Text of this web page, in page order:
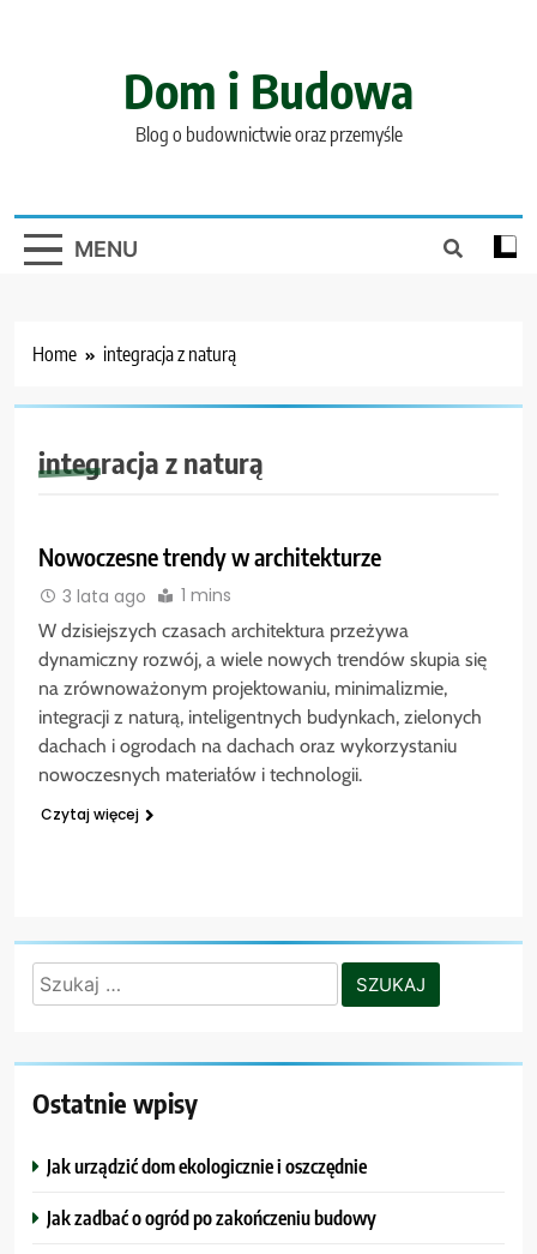
Dom i Budowa
Blog o budownictwie oraz przemyśle
MENU
Home integracja z naturą
integracja z naturą
Nowoczesne trendy w architekturze
3 lata ago 1 mins
W dzisiejszych czasach architektura przeżywa
dynamiczny rozwój, a wiele nowych trendów skupia się
na zrównoważonym projektowaniu, minimalizmie,
integracji z naturą, inteligentnych budynkach, zielonych
dachach i ogrodach na dachach oraz wykorzystaniu
nowoczesnych materiałów i technologii.
Czytaj więcej
Szukaj:
Ostatnie wpisy
Jak urządzić dom ekologicznie i oszczędnie
Jak zadbać o ogród po zakończeniu budowy